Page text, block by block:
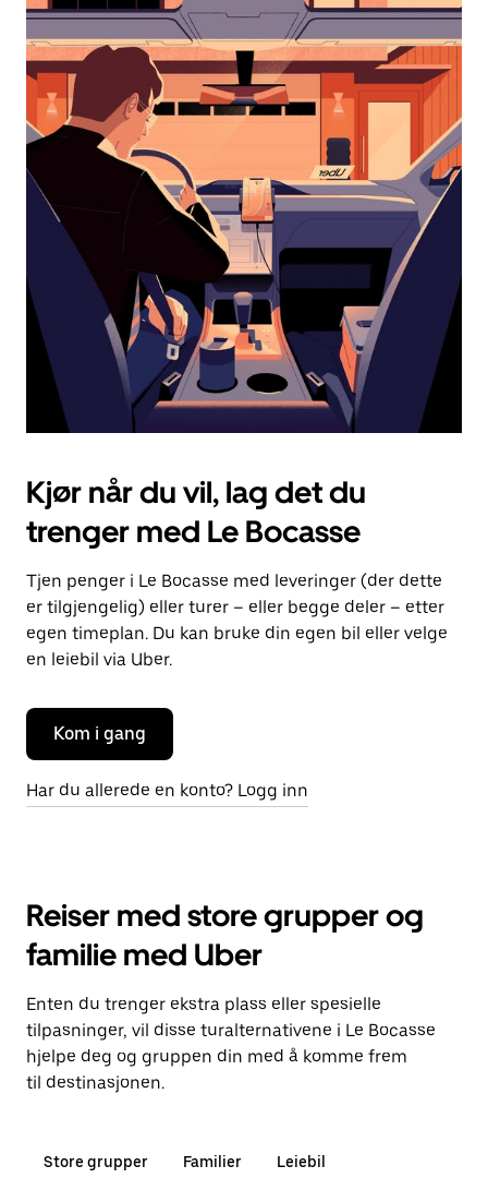
åpne
og
velge
dato.
Trykk
på
Esc-
knappen
kalenderen.
Kjør når du vil, lag det du
trenger med Le Bocasse
Tjen penger i Le Bocasse med leveringer (der dette
er tilgjengelig) eller turer – eller begge deler – etter
egen timeplan. Du kan bruke din egen bil eller velge
en leiebil via Uber.
Kom i gang
Har du allerede en konto? Logg inn
Reiser med store grupper og
familie med Uber
Enten du trenger ekstra plass eller spesielle
tilpasninger, vil disse turalternativene i Le Bocasse
hjelpe deg og gruppen din med å komme frem
til destinasjonen.
Store grupper Familier Leiebil